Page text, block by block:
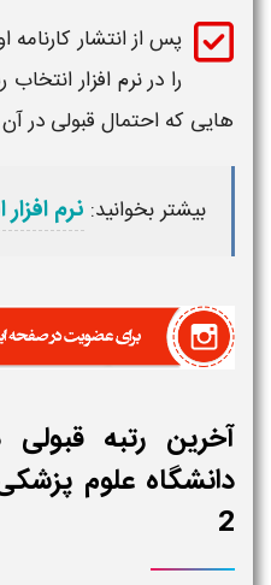
پس از انتشار کارنامه
را در نرم افزار
هایی که احتمال قبولی در
بیشتر بخوانید: نرم
آخرین رتبه قبولی
دانشگاه علوم
2